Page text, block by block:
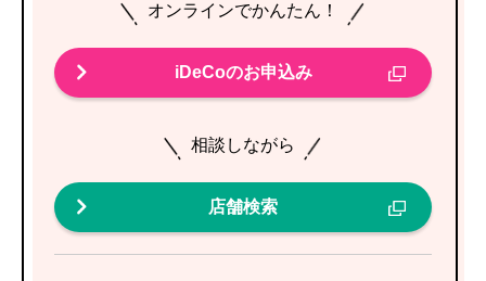
オンラインでかんたん！
iDeCoのお申込み
相談しながら
店舗検索